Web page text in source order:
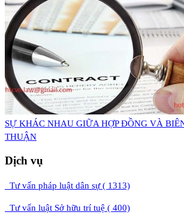
​SỰ KHÁC NHAU GIỮA HỢP ĐỒNG VÀ
THUẬN
Dịch vụ
Tư vấn pháp luật dân sự ( 1313)
Tư vấn luật Sở hữu trí tuệ ( 400)